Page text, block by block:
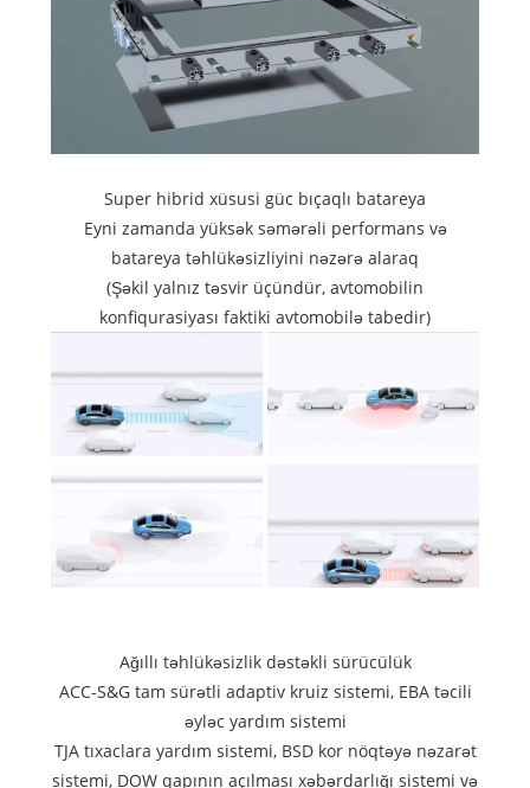
Super hibrid xüsusi güc bıçaqlı batareya
Eyni zamanda yüksək səmərəli performans və
batareya təhlükəsizliyini nəzərə alaraq
(Şəkil yalnız təsvir üçündür, avtomobilin
konfiqurasiyası faktiki avtomobilə tabedir)
Ağıllı təhlükəsizlik dəstəkli sürücülük
ACC-S&G tam sürətli adaptiv kruiz sistemi, EBA təcili
əyləc yardım sistemi
TJA tıxaclara yardım sistemi, BSD kor nöqtəyə nəzarət
sistemi, DOW qapının açılması xəbərdarlığı sistemi və